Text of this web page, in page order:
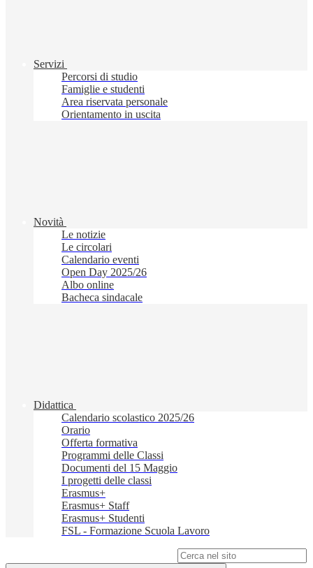
Servizi
Percorsi di studio
Famiglie e studenti
Area riservata personale
Orientamento in uscita
Novità
Le notizie
Le circolari
Calendario eventi
Open Day 2025/26
Albo online
Bacheca sindacale
Didattica
Calendario scolastico 2025/26
Orario
Offerta formativa
Programmi delle Classi
Documenti del 15 Maggio
I progetti delle classi
Erasmus+
Erasmus+ Staff
Erasmus+ Studenti
FSL - Formazione Scuola Lavoro